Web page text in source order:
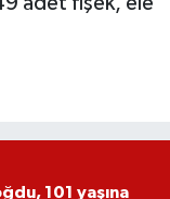
101 yaşına